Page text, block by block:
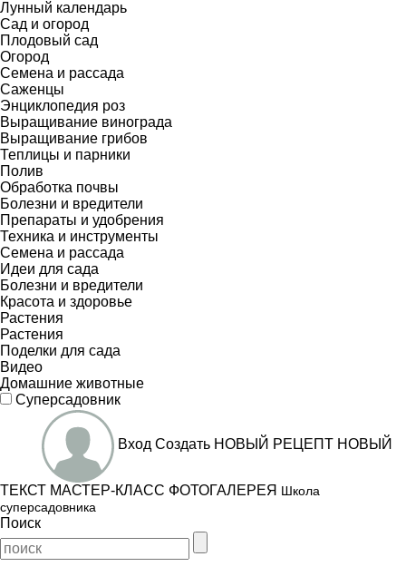
Лунный календарь
Сад и огород
Плодовый сад
Огород
Семена и рассада
Саженцы
Энциклопедия роз
Выращивание винограда
Выращивание грибов
Теплицы и парники
Полив
Обработка почвы
Болезни и вредители
Препараты и удобрения
Техника и инструменты
Семена и рассада
Идеи для сада
Болезни и вредители
Красота и здоровье
Растения
Растения
Поделки для сада
Видео
Домашние животные
Суперсадовник
Вход Создать НОВЫЙ РЕЦЕПТ НОВЫЙ
ТЕКСТ МАСТЕР-КЛАСС ФОТОГАЛЕРЕЯ Школа
суперсадовника
Поиск